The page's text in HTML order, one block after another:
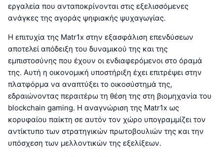
εργαλεία που ανταποκρίνονται στις εξελισσόμενες
ανάγκες της αγοράς ψηφιακής ψυχαγωγίας.
Η επιτυχία της Matr1x στην εξασφάλιση επενδύσεων
αποτελεί απόδειξη του δυναμικού της και της
εμπιστοσύνης που έχουν οι ενδιαφερόμενοι στο όραμά
της. Αυτή η οικονομική υποστήριξη έχει επιτρέψει στην
πλατφόρμα να αναπτύξει το οικοσύστημά της,
εδραιώνοντας περαιτέρω τη θέση της στη βιομηχανία του
blockchain gaming. Η αναγνώριση της Matr1x ως
κορυφαίου παίκτη σε αυτόν τον χώρο υπογραμμίζει τον
αντίκτυπο των στρατηγικών πρωτοβουλιών της και την
υπόσχεση των μελλοντικών της εξελίξεων.